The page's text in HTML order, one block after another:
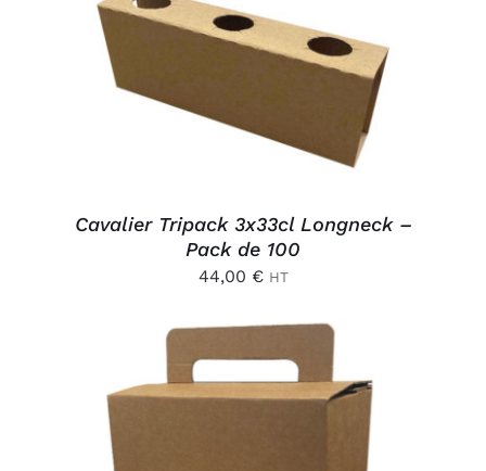
AJOUTER AU PANIER
/
DÉTAILS
Cavalier Tripack 3x33cl Longneck –
Pack de 100
44,00 € HT